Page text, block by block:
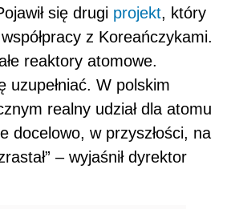
się drugi projekt, który
z Koreańczykami.
reaktory atomowe.
uzupełniać. W polskim
realny udział dla atomu
docelowo, w przyszłości, na
– wyjaśnił dyrektor